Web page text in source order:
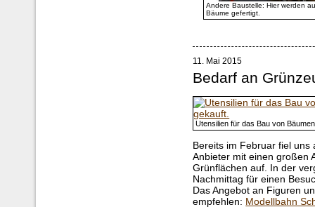
Andere Baustelle: Hier werden
Bäume gefertigt.
11. Mai 2015
Bedarf an
Utensilien für das Bau von
Bereits im Februar fiel
Anbieter mit einen großen
Grünflächen auf. In der
Nachmittag für einen
Das Angebot an Figuren
empfehlen: Modellbahn